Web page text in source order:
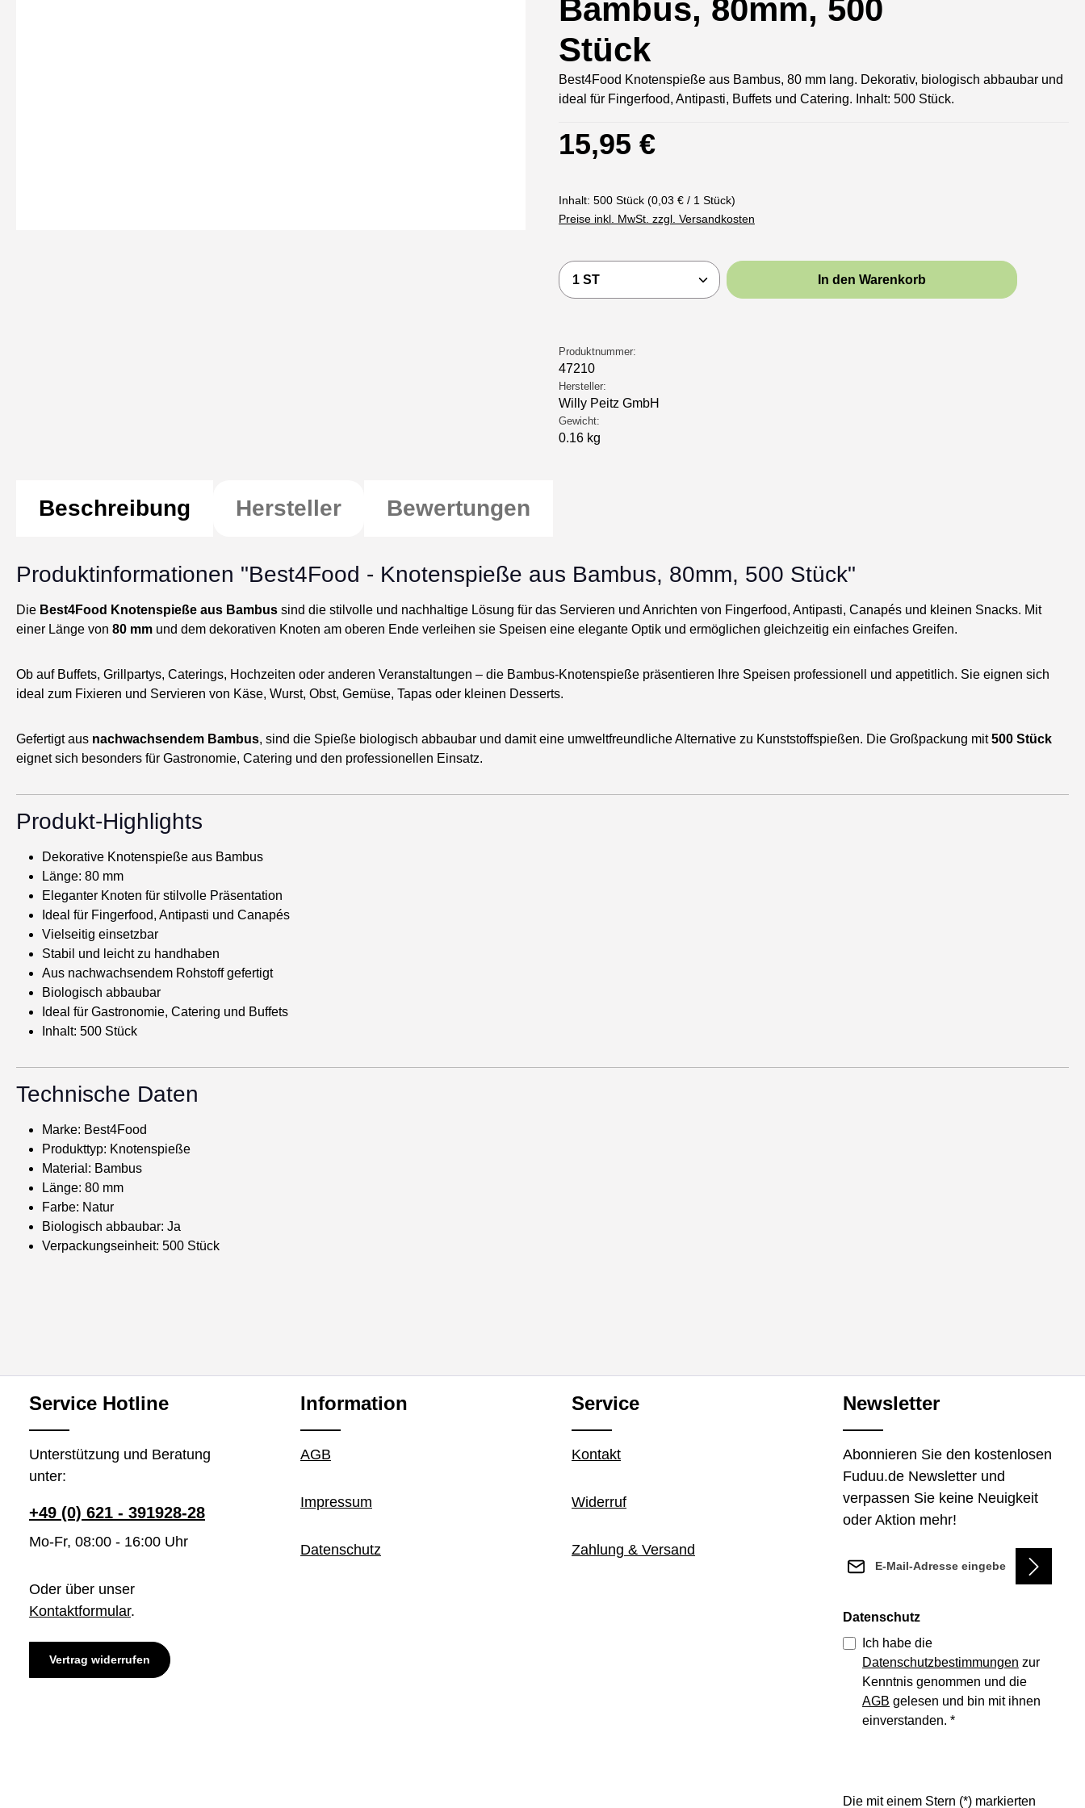
Bambus, 80mm, 500
Stück
Best4Food Knotenspieße aus Bambus, 80 mm lang. Dekorativ, biologisch abbaubar und
ideal für Fingerfood, Antipasti, Buffets und Catering. Inhalt: 500 Stück.
Regulärer Preis:
15,95 €
Inhalt: 500 Stück (0,03 € / 1 Stück)
Preise inkl. MwSt. zzgl. Versandkosten
Produkt Anzahl: Gib den gewünschten Wert ein oder
In den Warenkorb
Produktnummer:
47210
Hersteller:
Willy Peitz GmbH
Gewicht:
0.16 kg
Beschreibung Hersteller Bewertungen
Produktinformationen "Best4Food - Knotenspieße aus Bambus, 80mm, 500 Stück"
Die Best4Food Knotenspieße aus Bambus sind die stilvolle und nachhaltige Lösung für das Servieren und Anrichten von Fingerfood, Antipasti, Canapés und kleinen Snacks. Mit
einer Länge von 80 mm und dem dekorativen Knoten am oberen Ende verleihen sie Speisen eine elegante Optik und ermöglichen gleichzeitig ein einfaches Greifen.
Ob auf Buffets, Grillpartys, Caterings, Hochzeiten oder anderen Veranstaltungen – die Bambus-Knotenspieße präsentieren Ihre Speisen professionell und appetitlich. Sie eignen sich
ideal zum Fixieren und Servieren von Käse, Wurst, Obst, Gemüse, Tapas oder kleinen Desserts.
Gefertigt aus nachwachsendem Bambus, sind die Spieße biologisch abbaubar und damit eine umweltfreundliche Alternative zu Kunststoffspießen. Die Großpackung mit500 Stück
eignet sich besonders für Gastronomie, Catering und den professionellen Einsatz.
Produkt-Highlights
Dekorative Knotenspieße aus Bambus
Länge: 80 mm
Eleganter Knoten für stilvolle Präsentation
Ideal für Fingerfood, Antipasti und Canapés
Vielseitig einsetzbar
Stabil und leicht zu handhaben
Aus nachwachsendem Rohstoff gefertigt
Biologisch abbaubar
Ideal für Gastronomie, Catering und Buffets
Inhalt: 500 Stück
Technische Daten
Marke: Best4Food
Produkttyp: Knotenspieße
Material: Bambus
Länge: 80 mm
Farbe: Natur
Biologisch abbaubar: Ja
Verpackungseinheit: 500 Stück
Service Hotline
Unterstützung und Beratung
unter:
+49 (0) 621 - 391928-28
Mo-Fr, 08:00 - 16:00 Uhr
Oder über unser
Kontaktformular.
Vertrag widerrufen
Information
AGB
Impressum
Datenschutz
Service
Kontakt
Widerruf
Zahlung & Versand
Newsletter
Abonnieren Sie den kostenlosen
Fuduu.de Newsletter und
verpassen Sie keine Neuigkeit
oder Aktion mehr!
Datenschutz
Ich habe die
Datenschutzbestimmungen zur
Kenntnis genommen und die
AGB gelesen und bin mit ihnen
einverstanden. *
Die mit einem Stern (*) markierten